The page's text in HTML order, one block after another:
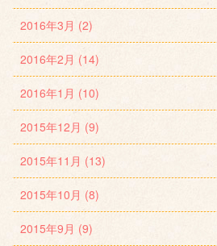
2016年3月 (2)
2016年2月 (14)
2016年1月 (10)
2015年12月 (9)
2015年11月 (13)
2015年10月 (8)
2015年9月 (9)